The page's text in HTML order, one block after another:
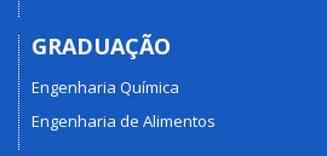
GRADUAÇÃO
Engenharia Química
Engenharia de Alimentos